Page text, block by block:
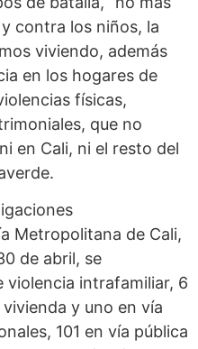
contra los niños, la
viviendo, además
en los hogares de
físicas,
que no
en Cali, ni el resto del
Metropolitana de Cali,
de abril, se
violencia intrafamiliar, 6
y uno en vía
101 en vía pública